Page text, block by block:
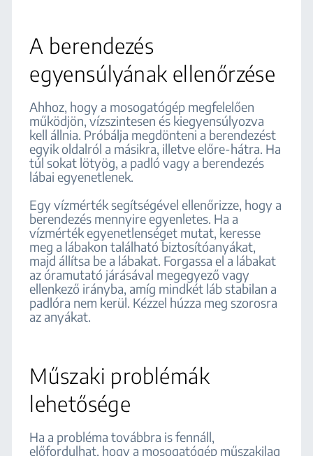
A berendezés
egyensúlyának ellenőrzése
Ahhoz, hogy a mosogatógép megfelelően
működjön, vízszintesen és kiegyensúlyozva
kell állnia. Próbálja megdönteni a berendezést
egyik oldalról a másikra, illetve előre-hátra. Ha
túl sokat lötyög, a padló vagy a berendezés
lábai egyenetlenek.
Egy vízmérték segítségével ellenőrizze, hogy a
berendezés mennyire egyenletes. Ha a
vízmérték egyenetlenséget mutat, keresse
meg a lábakon található biztosítóanyákat,
majd állítsa be a lábakat. Forgassa el a lábakat
az óramutató járásával megegyező vagy
ellenkező irányba, amíg mindkét láb stabilan a
padlóra nem kerül. Kézzel húzza meg szorosra
az anyákat.
Műszaki problémák
lehetősége
Ha a probléma továbbra is fennáll,
előfordulhat, hogy a mosogatógép műszakilag